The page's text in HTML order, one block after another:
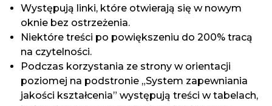
Występują linki, które otwierają się w nowym
oknie bez ostrzeżenia.
Niektóre treści po powiększeniu do 200% tracą
na czytelności.
Podczas korzystania ze strony w orientacji
poziomej na podstronie „System zapewniania
jakości kształcenia” występują treści w tabelach,